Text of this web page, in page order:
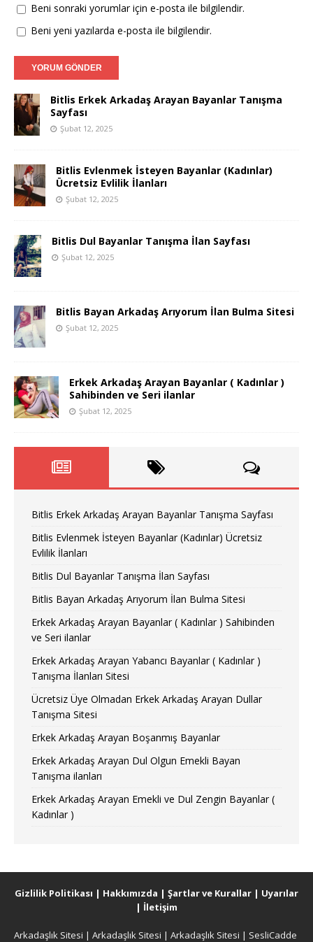
Beni sonraki yorumlar için e-posta ile bilgilendir.
Beni yeni yazılarda e-posta ile bilgilendir.
Bitlis Erkek Arkadaş Arayan Bayanlar Tanışma
Sayfası
Şubat 12, 2025
Bitlis Evlenmek İsteyen Bayanlar (Kadınlar)
Ücretsiz Evlilik İlanları
Şubat 12, 2025
Bitlis Dul Bayanlar Tanışma İlan Sayfası
Şubat 12, 2025
Bitlis Bayan Arkadaş Arıyorum İlan Bulma Sitesi
Şubat 12, 2025
Erkek Arkadaş Arayan Bayanlar ( Kadınlar )
Sahibinden ve Seri ilanlar
Şubat 12, 2025
Bitlis Erkek Arkadaş Arayan Bayanlar Tanışma Sayfası
Bitlis Evlenmek İsteyen Bayanlar (Kadınlar) Ücretsiz
Evlilik İlanları
Bitlis Dul Bayanlar Tanışma İlan Sayfası
Bitlis Bayan Arkadaş Arıyorum İlan Bulma Sitesi
Erkek Arkadaş Arayan Bayanlar ( Kadınlar ) Sahibinden
ve Seri ilanlar
Erkek Arkadaş Arayan Yabancı Bayanlar ( Kadınlar )
Tanışma İlanları Sitesi
Ücretsiz Üye Olmadan Erkek Arkadaş Arayan Dullar
Tanışma Sitesi
Erkek Arkadaş Arayan Boşanmış Bayanlar
Erkek Arkadaş Arayan Dul Olgun Emekli Bayan
Tanışma ilanları
Erkek Arkadaş Arayan Emekli ve Dul Zengin Bayanlar (
Kadınlar )
Gizlilik Politikası | Hakkımızda | Şartlar ve Kurallar | Uyarılar
| İletişim
Arkadaşlık Sitesi | Arkadaşlık Sitesi | Arkadaşlık Sitesi | SesliCadde